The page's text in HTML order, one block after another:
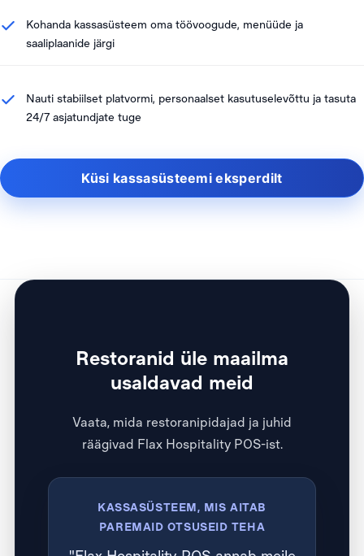
Kohanda kassasüsteem oma töövoogude, menüüde ja
saaliplaanide järgi
Nauti stabiilset platvormi, personaalset kasutuselevõttu ja tasuta
24/7 asjatundjate tuge
Küsi kassasüsteemi eksperdilt
Restoranid üle maailma
usaldavad meid
Vaata, mida restoranipidajad ja juhid
räägivad Flax Hospitality POS-ist.
KASSASÜSTEEM, MIS AITAB
PAREMAID OTSUSEID TEHA